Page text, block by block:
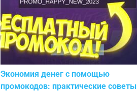
Экономия денег с помощью
промокодов: практические советы